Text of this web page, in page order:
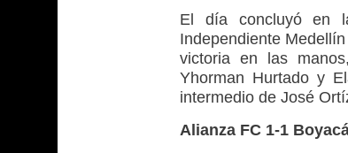
El día concluyó en
Independiente
victoria en las
Yhorman Hurtado y
intermedio de José
Alianza FC 1-1